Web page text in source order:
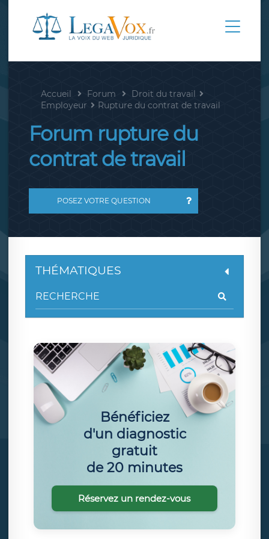
Accueil Forum
Droit du travail
Employeur
Rupture du contrat de travail
Forum rupture du
contrat de travail
POSEZ VOTRE QUESTION
THÉMATIQUES
Bénéficiez
d'un diagnostic
gratuit
de 20 minutes
Réservez un rendez-vous